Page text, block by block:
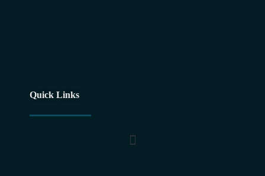
Quick Links